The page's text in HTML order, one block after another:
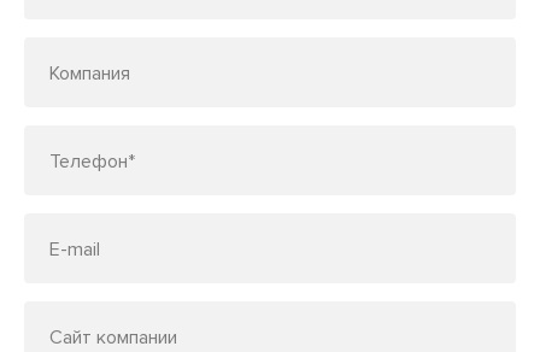
Компания
Телефон*
E-mail
Сайт компании